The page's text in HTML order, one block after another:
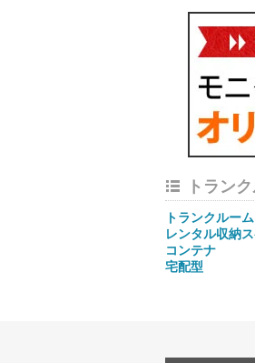
トラン
トランクルー
レンタル収納
コンテナ
宅配型